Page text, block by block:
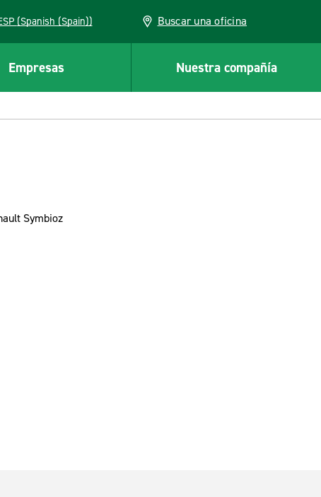
ESP (Spanish (Spain)) Buscar una oficina
Empresas Nuestra compañía